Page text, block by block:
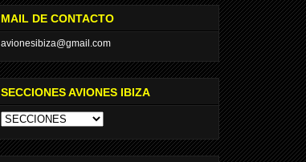
MAIL DE CONTACTO
avionesibiza@gmail.com
SECCIONES AVIONES IBIZA